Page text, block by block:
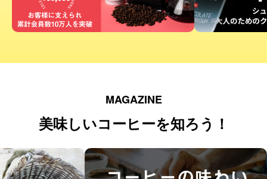
MAGAZINE
美味しいコーヒーを知ろう！